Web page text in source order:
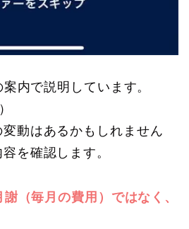
内で説明しています。
動はあるかもしれません
を確認します。
（毎月の費用）ではなく、